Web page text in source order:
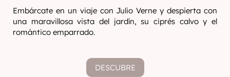
Embárcate en un viaje con Julio Verne y despierta con
una maravillosa vista del jardín, su ciprés calvo y el
romántico emparrado.
DESCUBRE